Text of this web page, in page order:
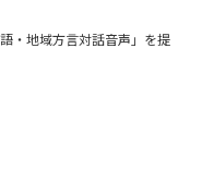
・地域方言対話音声」を提